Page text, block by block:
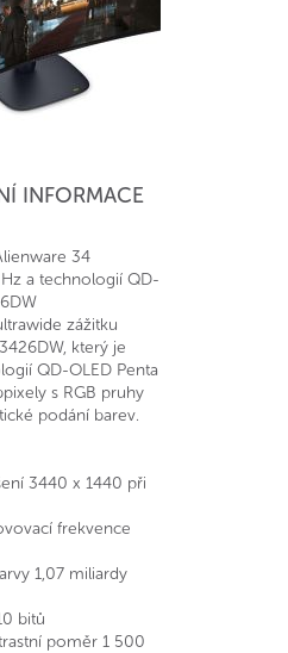
INFORMACE
34
a technologií QD-
zážitku
který je
QD-OLED Penta
s RGB pruhy
podání barev.
3440 x 1440 při
frekvence
1,07 miliardy
bitů
poměr 1 500